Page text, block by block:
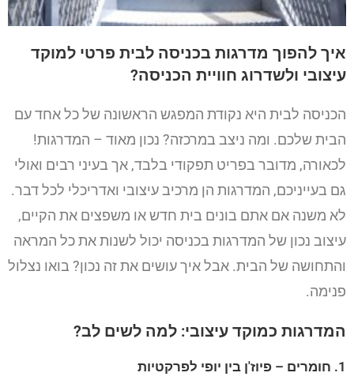
איך להפוך מדרגות בכניסה לבית פרטי למוקד
עיצובי ולשדרוג חוויית הכניסה?
הכניסה לבית היא נקודת המפגש הראשונה של כל אחד עם
הבית שלכם. ומה ניצב במרכזה? נכון מאוד – המדרגות!
לכאורה, מדובר בפריט תפקודי בלבד, אך בעיני רבים ואולי
גם בעייניכם, המדרגות הן מרכיב עיצובי ואדריכלי לכל דבר.
לא משנה אם אתם בונים בית חדש או משפצים את הקיים,
עיצוב נכון של המדרגות בכניסה יכול לשנות את כל המראה
והתחושה של הבית. אבל איך עושים את זה נכון? בואו נצלול
פנימה.
המדרגות כמוקד עיצובי: למה לשים לב?
1. חומרים – פיוז'ן בין יופי לפרקטיות